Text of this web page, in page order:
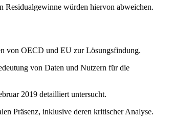
Residualgewinne würden hiervon abweichen.
von OECD und EU zur Lösungsfindung.
von Daten und Nutzern für die
2019 detailliert untersucht.
Präsenz, inklusive deren kritischer Analyse.